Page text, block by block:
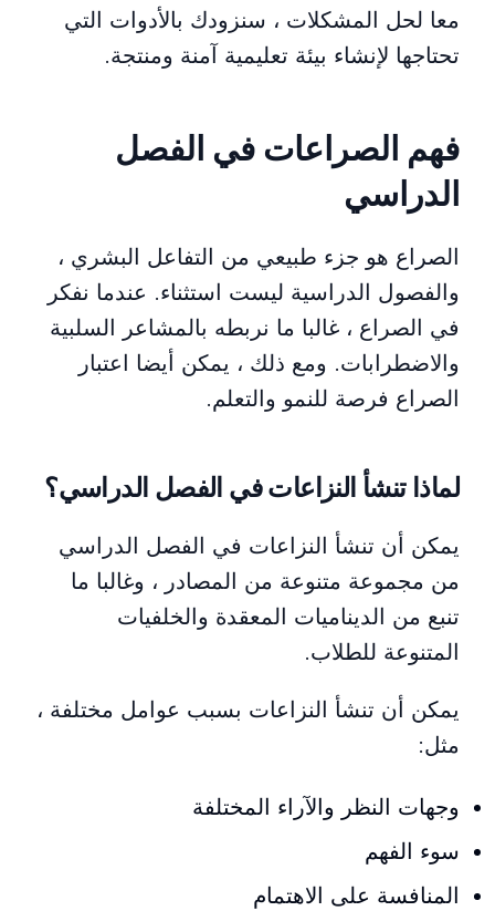
معا لحل المشكلات ، سنزودك بالأدوات التي
تحتاجها لإنشاء بيئة تعليمية آمنة ومنتجة.
فهم الصراعات في الفصل
الدراسي
الصراع هو جزء طبيعي من التفاعل البشري ،
والفصول الدراسية ليست استثناء. عندما نفكر
في الصراع ، غالبا ما نربطه بالمشاعر السلبية
والاضطرابات. ومع ذلك ، يمكن أيضا اعتبار
الصراع فرصة للنمو والتعلم.
لماذا تنشأ النزاعات في الفصل الدراسي؟
يمكن أن تنشأ النزاعات في الفصل الدراسي
من مجموعة متنوعة من المصادر ، وغالبا ما
تنبع من الديناميات المعقدة والخلفيات
المتنوعة للطلاب.
يمكن أن تنشأ النزاعات بسبب عوامل مختلفة ،
مثل:
وجهات النظر والآراء المختلفة
سوء الفهم
المنافسة على الاهتمام